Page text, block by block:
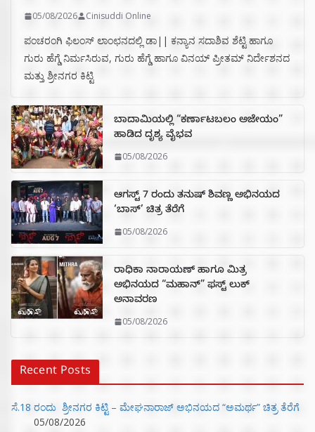
05/08/2026 Cinisuddi Online
ಪಂಚರಂಗಿ ಫಿಲಂಸ್ ಲಾಂಛನದಲ್ಲಿ ಡಾ|| ಕನ್ಯಾನ ಸದಾಶಿವ ಶೆಟ್ಟಿ ಹಾಗೂ
ಗುರು ಹೆಗ್ಡೆ ನಿರ್ಮಸಿರುವ, ಗುರು ಹೆಗ್ಡೆ ಹಾಗೂ ವಿನಯ್ ಪ್ರೀತಮ್ ನಿರ್ದೇಶನದ
ಮತ್ತು ಶ್ರೀನಗರ ಕಿಟ್ಟಿ
ಬಾದಾಮಿಯಲ್ಲಿ “ಕರ್ಣಾಟಬಲಂ ಅಜೇಯಂ”
ಹಾಡಿದ ದೃಶ್ಯ ವೈಭವ
05/08/2026
ಆಗಸ್ಟ್ 7 ರಂದು ತನುಷ್ ಶಿವಣ್ಣ ಅಭಿನಯದ
‘ಬಾಸ್’ ಚಿತ್ರ ತೆರೆಗೆ
05/08/2026
ರಾಧಿಕಾ ನಾರಾಯಣ್ ಹಾಗೂ ಮಿತ್ರ
ಅಭಿನಯದ “ಮಹಾನ್” ಫಸ್ಟ್ ಲುಕ್
ಅನಾವರಣ
05/08/2026
Recent Posts
ಸೆ.18 ರಂದು ಶ್ರೀನಗರ ಕಿಟ್ಟಿ – ಮೇಘನಾರಾಜ್ ಅಭಿನಯದ “ಅಮರ್ಥ” ಚಿತ್ರ ತೆರೆಗೆ
05/08/2026